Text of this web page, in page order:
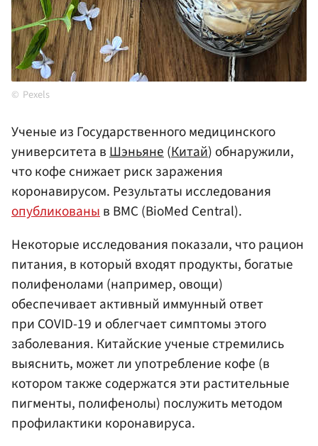
Pexels
Ученые из Государственного медицинского
университета вШэньяне(Китай) обнаружили,
что кофе снижает риск заражения
коронавирусом. Результаты исследования
опубликованыв BMC (BioMed Central).
Некоторые исследования показали, что рацион
питания, в который входят продукты, богатые
полифенолами (например, овощи)
обеспечивает активный иммунный ответ
при COVID-19 и облегчает симптомы этого
заболевания. Китайские ученые стремились
выяснить, может ли употребление кофе (в
котором также содержатся эти растительные
пигменты, полифенолы) послужить методом
профилактики коронавируса.